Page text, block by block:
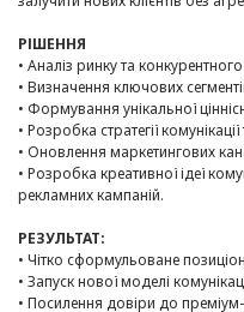
РІШЕННЯ
• Аналіз ринку та
• Визначення ключових
• Формування унікальної
• Розробка стратегії
• Оновлення маркетингових
• Розробка креативної ідеї
рекламних кампаній.
РЕЗУЛЬТАТ:
• Чітко сформульоване
• Запуск нової моделі
• Посилення довіри до